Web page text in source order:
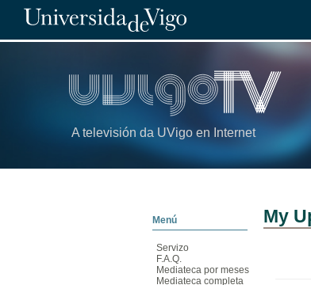
A televisión da UVigo en Internet
Menú
Servizo
F.A.Q.
Mediateca por meses
Mediateca completa
My